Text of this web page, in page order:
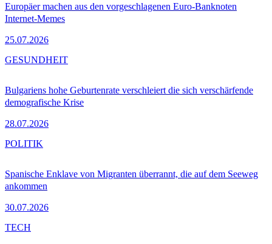
Europäer machen aus den vorgeschlagenen Euro-Banknoten
Internet-Memes
25.07.2026
Bulgariens hohe Geburtenrate verschleiert die sich verschärfende
demografische Krise
28.07.2026
GESUNDHEIT
Spanische Enklave von Migranten überrannt, die auf dem Seeweg
ankommen
30.07.2026
POLITIK
TECH